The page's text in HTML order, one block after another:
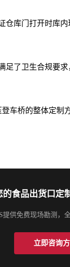
库门打开时库
了卫生合规要
登车桥的整体定
的食品出货口定
提供免费现场勘测，
立即咨询